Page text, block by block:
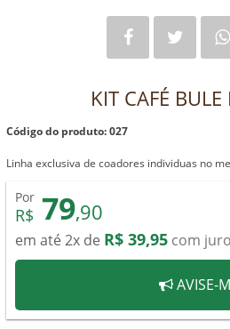
KIT CAFÉ
Código do produto: 027
Linha exclusiva de coadores individuas no
Por
R$ 79,90
em até 2x de R$ 39,95 com
AVISE-